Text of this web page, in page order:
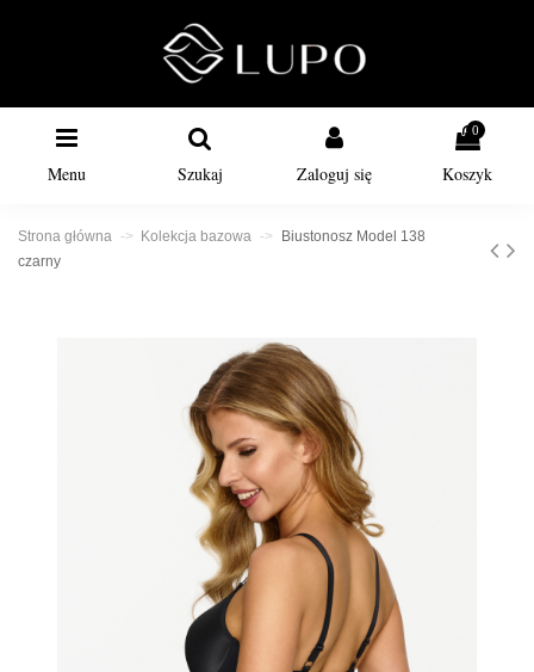
Menu Szukaj Zaloguj się
0
Koszyk
Strona główna Kolekcja bazowa
Biustonosz Model 138
czarny